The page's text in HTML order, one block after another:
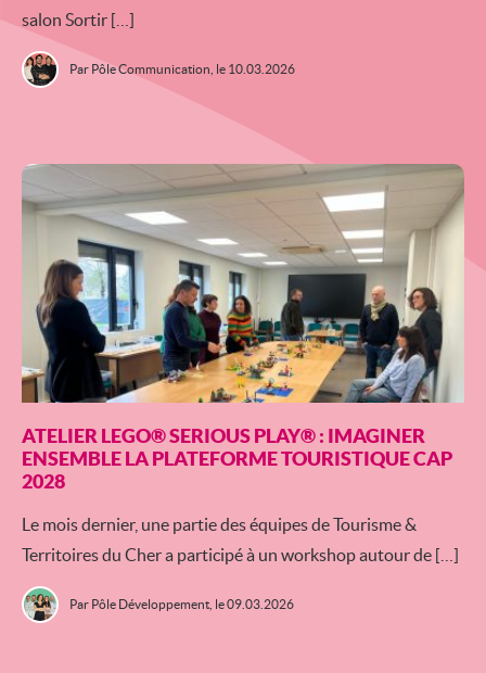
salon Sortir […]
Par Pôle Communication, le 10.03.2026
ATELIER LEGO® SERIOUS PLAY® : IMAGINER
ENSEMBLE LA PLATEFORME TOURISTIQUE CAP
2028
Le mois dernier, une partie des équipes de Tourisme &
Territoires du Cher a participé à un workshop autour de […]
Par Pôle Développement, le 09.03.2026